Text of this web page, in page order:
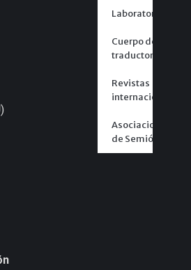
Laboratorios
Cuerpo de
traductores
Revistas
internacionales
Asociaciones
de Semiótica